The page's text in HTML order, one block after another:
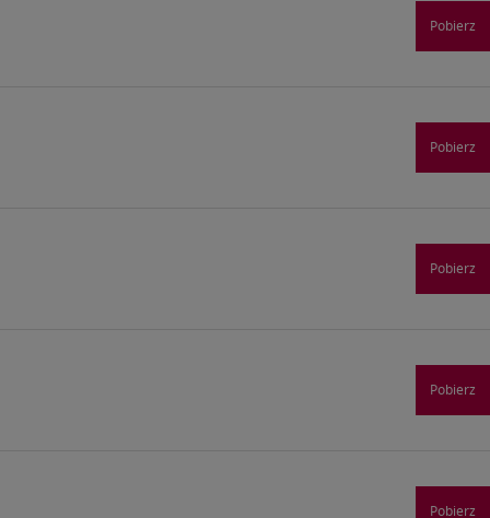
Pobierz
Pobierz
Pobierz
Pobierz
Pobierz